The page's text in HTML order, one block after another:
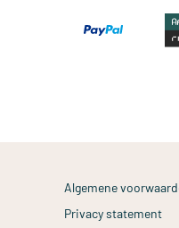
Algemene
Privacy statement